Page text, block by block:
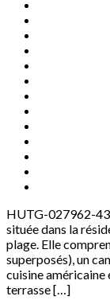
HUTG-027962-43
située dans la
plage. Elle
superposés), un
cuisine américaine
terrasse […]